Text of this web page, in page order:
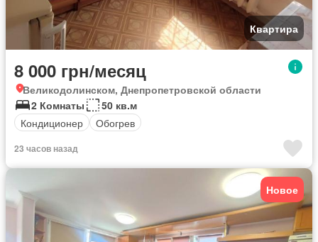
Квартира
8 000 грн/месяц
Великодолинском, Днепропетровской области
2 Комнаты
50 кв.м
Кондиционер
Обогрев
23 часов назад
Новое